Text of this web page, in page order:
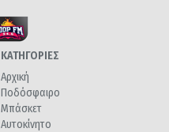
ΚΑΤΗΓΟΡΙΕΣ
Αρχική
Ποδόσφαιρο
Μπάσκετ
Αυτοκίνητο